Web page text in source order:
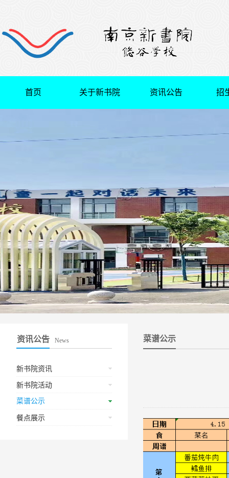
首页 关于新书院 资讯公告 招
资讯公告 News
新书院资讯
新书院活动
菜谱公示
餐点展示
菜谱公示